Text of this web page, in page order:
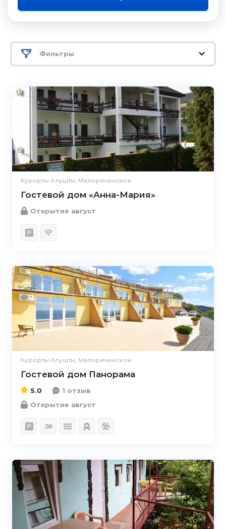
Фильтры
Курорты Алушты, Малореченское
Гостевой дом «Анна-Мария»
Открытие август
Курорты Алушты, Малореченское
Гостевой дом Панорама
5.0
5.0
1 отзыв
Открытие август